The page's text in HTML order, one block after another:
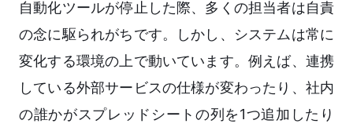
自動化ツールが停止した際、多くの担当者は自責
の念に駆られがちです。しかし、システムは常に
変化する環境の上で動いています。例えば、連携
している外部サービスの仕様が変わったり、社内
の誰かがスプレッドシートの列を1つ追加したり